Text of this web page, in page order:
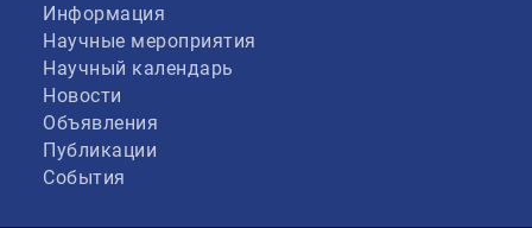
Информация
Научные мероприятия
Научный календарь
Новости
Объявления
Публикации
События